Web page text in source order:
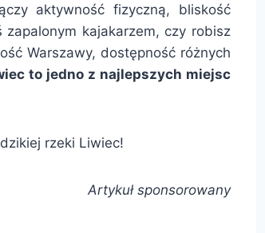
aktywność fizyczną, bliskość
kajakarzem, czy robisz
Warszawy, dostępność różnych
to jedno z najlepszych miejsc
rzeki Liwiec!
Artykuł sponsorowany